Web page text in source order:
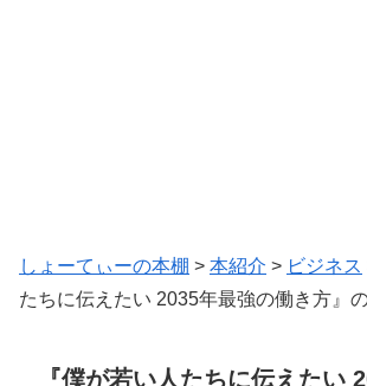
しょーてぃーの本棚 > 本紹介 > ビジネス
たちに伝えたい 2035年最強の働き方』
『僕が若い人たちに伝えたい